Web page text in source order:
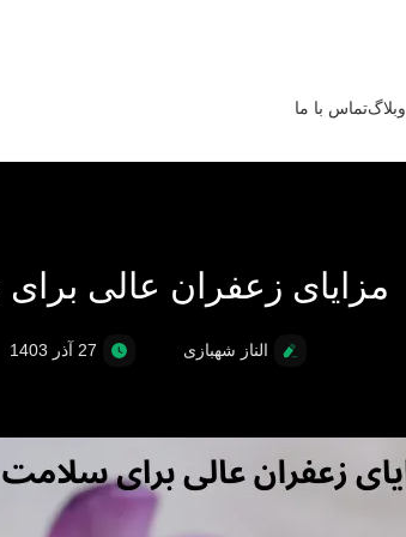
وبلاگتماس با ما
مزایای زعفران عالی
الناز شهبازی 27 آذر 1403